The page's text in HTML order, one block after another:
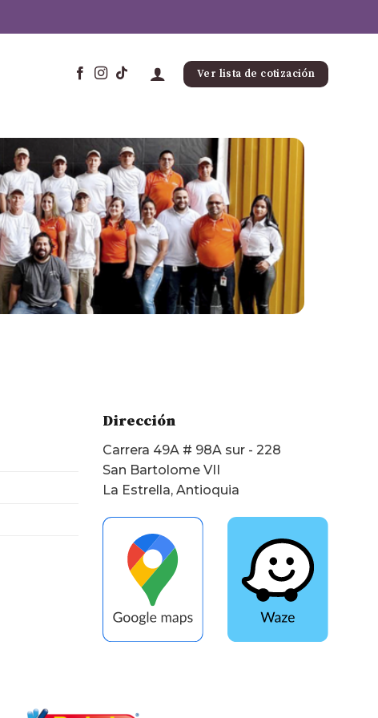
Ver lista de cotización
Dirección
Carrera 49A # 98A sur - 228
San Bartolome VII
La Estrella, Antioquia